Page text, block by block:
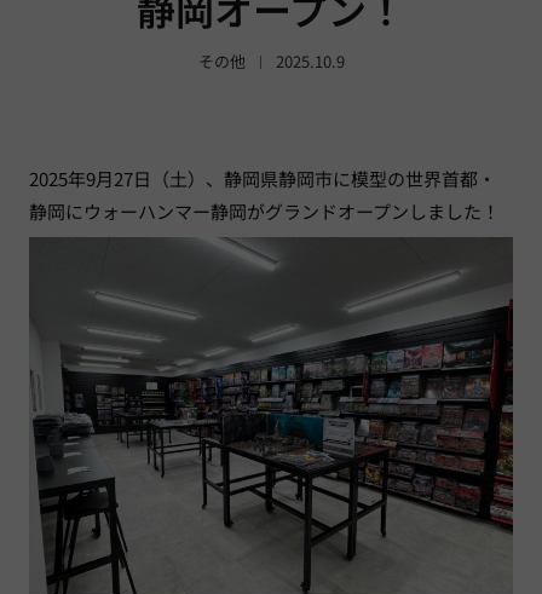
その他 2025.10.9
2025年9月27日（土）、静岡県静岡市に模型の世界首都・
静岡にウォーハンマー静岡がグランドオープンしました！